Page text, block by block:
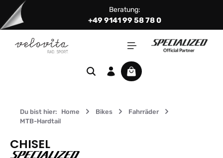
Zum Hauptinhalt springen Beratung:
+49 9141 99 58 78 0
Warenkorb enthält 0
Du bist hier: Home Bikes
Fahrräder
MTB-Hardtail
CHISEL